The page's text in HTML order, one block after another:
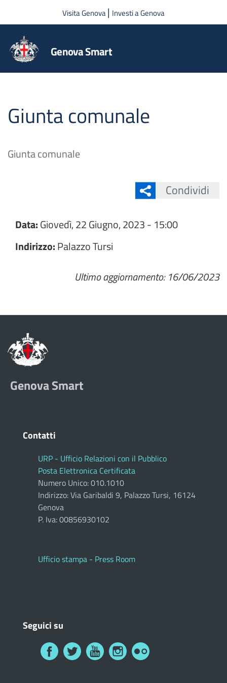
Salta al contenuto principale
Visita Genova| Investi a Genova
Genova Smart
Giunta comunale
Giunta comunale
Condividi
Data:Giovedì, 22 Giugno, 2023 - 15:00
Indirizzo:Palazzo Tursi
Ultimo aggiornamento: 16/06/2023
Genova Smart
Contatti
URP - Ufficio Relazioni con il Pubblico
Posta Elettronica Certificata
Numero Unico: 010.1010
Indirizzo: Via Garibaldi 9, Palazzo Tursi, 16124
Genova
P. Iva: 00856930102
Ufficio stampa - Press Room
Seguici su